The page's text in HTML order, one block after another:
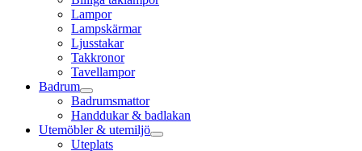
Lampor
Lampskärmar
Ljusstakar
Takkronor
Tavellampor
Badrum
Badrumsmattor
Handdukar & badlakan
Utemöbler & utemiljö
Uteplats